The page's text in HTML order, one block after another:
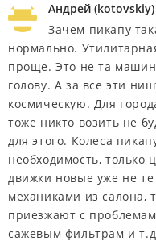
Андрей (kotovskiy)
Зачем пикапу
нормально.
проще. Это не та
голову. А за все эти
космическую. Для
тоже никто возить не
для этого. Колеса
необходимость,
движки новые уже не
механиками из
приезжают с
сажевым фильтрам и